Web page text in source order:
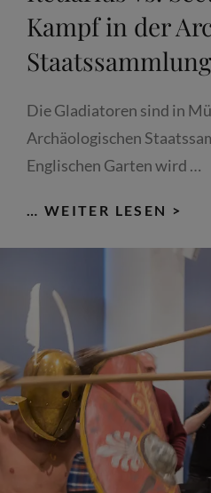
Kampf in der
Die Gladiatoren sind in
Archäologischen
Englischen Garten wird …
… WEITER LESEN >
IN
DER